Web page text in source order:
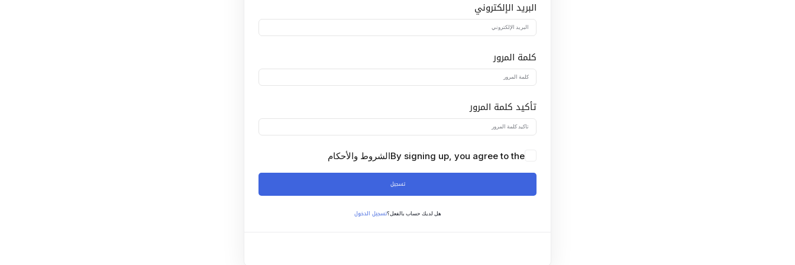
البريد الإلكتروني
كلمة المرور
تأكيد كلمة المرور
By signing up, you agree to theالشروط والأحكام
تسجيل
هل لديك حساب بالفعل؟تسجيل الدخول
Remember me
Lost your password?
Sign up
Already have an account?Sign in